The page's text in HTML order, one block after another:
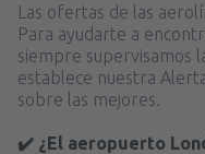
Las ofertas de las
Para ayudarte a
siempre supervisamos
establece nuestra
sobre las mejores.
✔️ ¿El aeropuerto